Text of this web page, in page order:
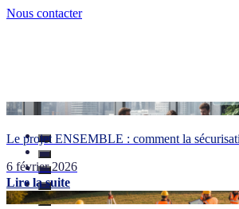
Nous contacter
Le projet ENSEMBLE : comment la
6 février 2026
Lire la suite